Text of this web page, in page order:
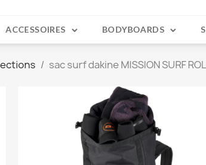
ACCESSOIRES BODYBOARDS
sac surf dakine MISSION SURF